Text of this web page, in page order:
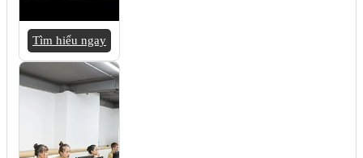
Tìm hiểu ngay